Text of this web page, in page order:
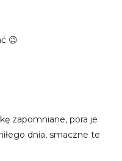
😉
zapomniane, pora je
dnia, smaczne te